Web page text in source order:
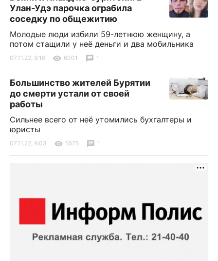
Улан-Удэ парочка ограбила
соседку по общежитию
Молодые люди избили 59-летнюю женщину, а
потом стащили у неё деньги и два мобильника
07.11.22, 9:16 6001 1
Большинство жителей Бурятии
до смерти устали от своей
работы
Сильнее всего от неё утомились бухгалтеры и
юристы
07.11.22, 9:03 5575 1